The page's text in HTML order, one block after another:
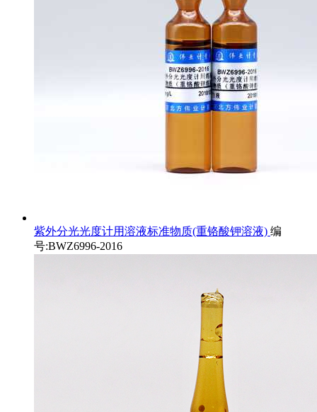
紫外分光光度计用溶液标准物质(重铬酸钾溶液) 编
号:BWZ6996-2016